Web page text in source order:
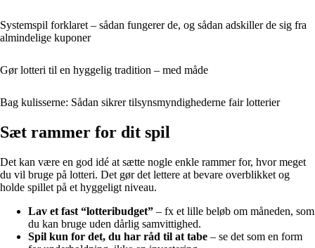
Systemspil forklaret – sådan fungerer de, og sådan adskiller de sig fra
almindelige kuponer
Gør lotteri til en hyggelig tradition – med måde
Bag kulisserne: Sådan sikrer tilsynsmyndighederne fair lotterier
Sæt rammer for dit spil
Det kan være en god idé at sætte nogle enkle rammer for, hvor meget
du vil bruge på lotteri. Det gør det lettere at bevare overblikket og
holde spillet på et hyggeligt niveau.
Lav et fast “lotteribudget” – fx et lille beløb om måneden, som
du kan bruge uden dårlig samvittighed.
Spil kun for det, du har råd til at tabe – se det som en form